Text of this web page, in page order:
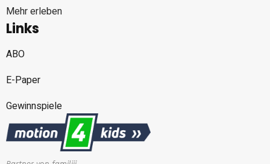
Mehr erleben
Links
ABO
E-Paper
Gewinnspiele